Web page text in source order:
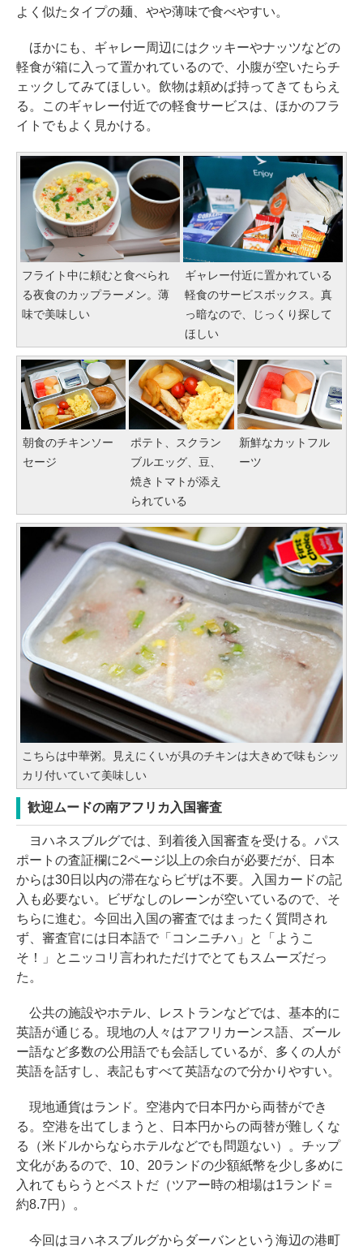
よく似たタイプの麺、やや薄味で食べやすい。
ほかにも、ギャレー周辺にはクッキーやナッツなどの
軽食が箱に入って置かれているので、小腹が空いたらチ
ェックしてみてほしい。飲物は頼めば持ってきてもらえ
る。このギャレー付近での軽食サービスは、ほかのフラ
イトでもよく見かける。
フライト中に頼むと食べられ
る夜食のカップラーメン。薄
味で美味しい
ギャレー付近に置かれている
軽食のサービスボックス。真
っ暗なので、じっくり探して
ほしい
朝食のチキンソー
セージ
ポテト、スクラン
ブルエッグ、豆、
焼きトマトが添え
られている
新鮮なカットフル
ーツ
こちらは中華粥。見えにくいが具のチキンは大きめで味もシッ
カリ付いていて美味しい
歓迎ムードの南アフリカ入国審査
ヨハネスブルグでは、到着後入国審査を受ける。パス
ポートの査証欄に2ページ以上の余白が必要だが、日本
からは30日以内の滞在ならビザは不要。入国カードの記
入も必要ない。ビザなしのレーンが空いているので、そ
ちらに進む。今回出入国の審査ではまったく質問され
ず、審査官には日本語で「コンニチハ」と「ようこ
そ！」とニッコリ言われただけでとてもスムーズだっ
た。
公共の施設やホテル、レストランなどでは、基本的に
英語が通じる。現地の人々はアフリカーンス語、ズール
ー語など多数の公用語でも会話しているが、多くの人が
英語を話すし、表記もすべて英語なので分かりやすい。
現地通貨はランド。空港内で日本円から両替ができ
る。空港を出てしまうと、日本円からの両替が難しくな
る（米ドルからならホテルなどでも問題ない）。チップ
文化があるので、10、20ランドの少額紙幣を少し多めに
入れてもらうとベストだ（ツアー時の相場は1ランド＝
約8.7円）。
今回はヨハネスブルグからダーバンという海辺の港町